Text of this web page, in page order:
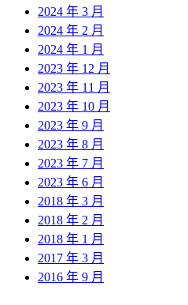
2024 年 3 月
2024 年 2 月
2024 年 1 月
2023 年 12 月
2023 年 11 月
2023 年 10 月
2023 年 9 月
2023 年 8 月
2023 年 7 月
2023 年 6 月
2018 年 3 月
2018 年 2 月
2018 年 1 月
2017 年 3 月
2016 年 9 月